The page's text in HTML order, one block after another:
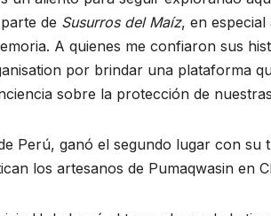
de Susurros del Maíz, en
A quienes me confiaron sus
por brindar una plataforma
sobre la protección de
Perú, ganó el segundo lugar con su
los artesanos de Pumaqwasin en